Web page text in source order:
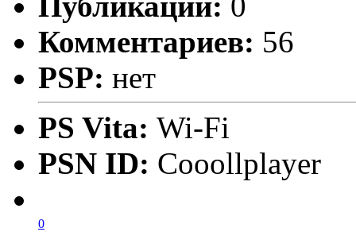
Комментариев: 56
PSP: нет
PS Vita: Wi-Fi
PSN ID: Cooollplayer
0